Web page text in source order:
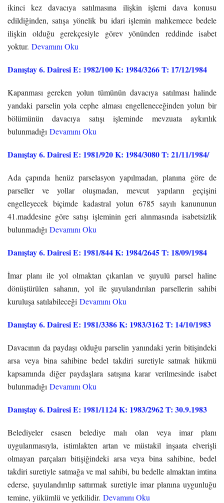
ikinci kez davacıya satılmasına ilişkin işlemi dava konusu
edildiğinden, satışa yönelik bu idari işlemin mahkemece bedele
ilişkin olduğu gerekçesiyle görev yönünden reddinde isabet
yoktur. Devamını Oku
Danıştay 6. Dairesi E: 1982/100 K: 1984/3266 T: 17/12/1984
Kapanması gereken yolun tümünün davacıya satılması halinde
yandaki parselin yola cephe alması engelleneceğinden yolun bir
bölümünün davacıya satışı işleminde mevzuata aykırılık
bulunmadığı Devamını Oku
Danıştay 6. Dairesi E: 1981/920 K: 1984/3080 T: 21/11/1984/
Ada çapında henüz parselasyon yapılmadan, planına göre de
parseller ve yollar oluşmadan, mevcut yapıların geçişini
engelleyecek biçimde kadastral yolun 6785 sayılı kanununun
41.maddesine göre satışı işleminin geri alınmasında isabetsizlik
bulunmadığı Devamını Oku
Danıştay 6. Dairesi E: 1981/844 K: 1984/2645 T: 18/09/1984
İmar planı ile yol olmaktan çıkarılan ve şuyulü parsel haline
dönüştürülen sahanın, yol ile şuyulandırılan parsellerin sahibi
kuruluşa satılabileceği Devamını Oku
Danıştay 6. Dairesi E: 1981/3386 K: 1983/3162 T: 14/10/1983
Davacının da paydaşı olduğu parselin yanındaki yerin bitişindeki
arsa veya bina sahibine bedel takdiri suretiyle satmak hükmü
kapsamında diğer paydaşlara satışına karar verilmesinde isabet
bulunmadığı Devamını Oku
Danıştay 6. Dairesi E: 1981/1124 K: 1983/2962 T: 30.9.1983
Belediyeler esasen belediye malı olan veya imar planı
uygulanmasıyla, istimlakten artan ve müstakil inşaata elverişli
olmayan parçaları bitişiğindeki arsa veya bina sahibine, bedel
takdiri suretiyle satmağa ve mal sahibi, bu bedelle almaktan imtina
ederse, şuyulandırılıp sattırmak suretiyle imar planına uygunluğu
temine, yükümlü ve yetkilidir. Devamını Oku